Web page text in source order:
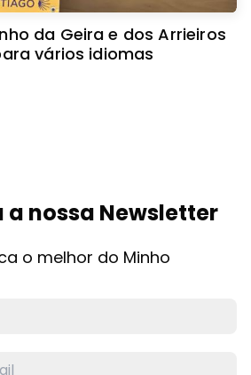
da Geira e dos Arrieiros
vários idiomas
a nossa Newsletter
o melhor do Minho